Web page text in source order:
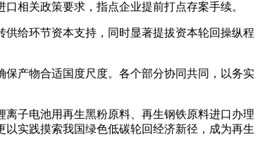
相关政策要求，指点企业提前打点存案手续。
给环节资本支持，同时显著提拔资本轮回操纵程
产物合适国度尺度。各个部分协同共同，以务实
子电池用再生黑粉原料、再生钢铁原料进口办理
实践摸索我国绿色低碳轮回经济新径，成为再生